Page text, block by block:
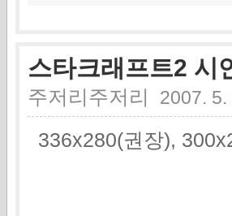
스타크래프트2 시
주저리주저리 2007.
336x280(권장),